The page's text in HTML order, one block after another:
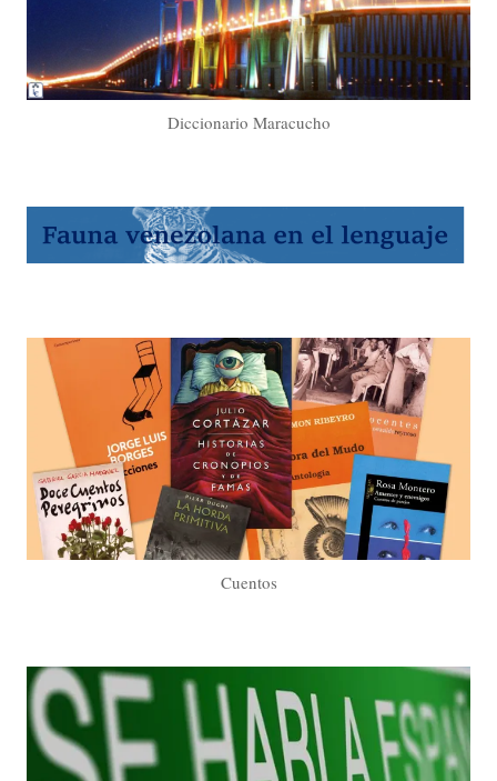
Diccionario Maracucho
Cuentos